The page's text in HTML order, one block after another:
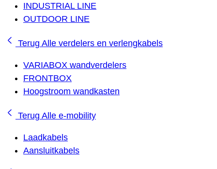
INDUSTRIAL LINE
OUTDOOR LINE
Terug Alle verdelers en verlengkabels
VARIABOX wandverdelers
FRONTBOX
Hoogstroom wandkasten
Terug Alle e-mobility
Laadkabels
Aansluitkabels